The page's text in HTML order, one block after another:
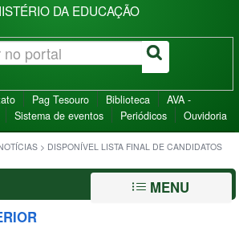
DA EDUCAÇÃO
Pag Tesouro Biblioteca
AVA -
Sistema de eventos Periódicos Ouvidoria
> DISPONÍVEL LISTA FINAL DE CANDIDATOS
MENU